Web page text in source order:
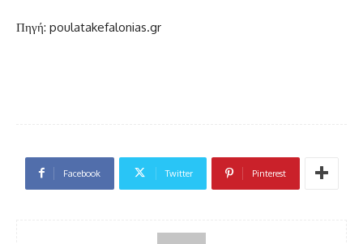
Πηγή: poulatakefalonias.gr
Facebook Twitter Pinterest